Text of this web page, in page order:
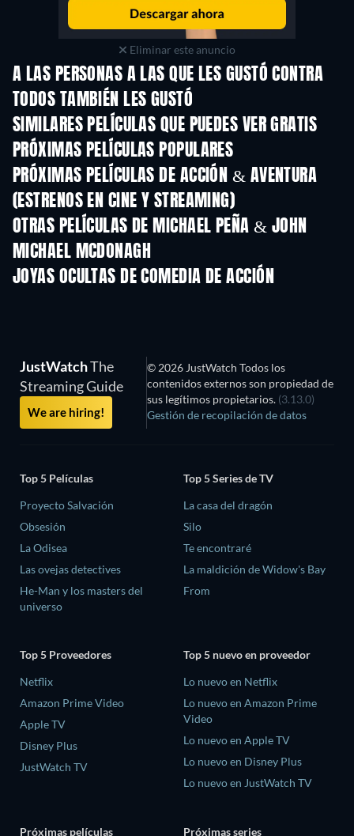
Eliminar este anuncio
A LAS PERSONAS A LAS QUE LES GUSTÓ CONTRA
TODOS TAMBIÉN LES GUSTÓ
SIMILARES PELÍCULAS QUE PUEDES VER GRATIS
PRÓXIMAS PELÍCULAS POPULARES
PRÓXIMAS PELÍCULAS DE ACCIÓN & AVENTURA
(ESTRENOS EN CINE Y STREAMING)
OTRAS PELÍCULAS DE MICHAEL PEÑA & JOHN
MICHAEL MCDONAGH
JOYAS OCULTAS DE COMEDIA DE ACCIÓN
JustWatchThe
Streaming Guide
We are hiring!
© 2026 JustWatch Todos los
contenidos externos son propiedad de
sus legítimos propietarios. (3.13.0)
Gestión de recopilación de datos
Top 5 Películas
Proyecto Salvación
Obsesión
La Odisea
Las ovejas detectives
He-Man y los masters del
universo
Top 5 Series de TV
La casa del dragón
Silo
Te encontraré
La maldición de Widow's Bay
From
Top 5 Proveedores
Netflix
Amazon Prime Video
Apple TV
Disney Plus
JustWatch TV
Top 5 nuevo en proveedor
Lo nuevo en Netflix
Lo nuevo en Amazon Prime
Video
Lo nuevo en Apple TV
Lo nuevo en Disney Plus
Lo nuevo en JustWatch TV
Próximas películas Próximas series